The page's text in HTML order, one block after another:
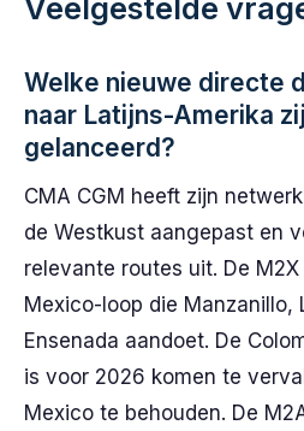
Veelgestelde
Welke nieuwe directe
naar Latijns-Amerika
gelanceerd?
CMA CGM heeft zijn
de Westkust aangepast en
relevante routes uit. De
Mexico-loop die Manzanillo,
Ensenada aandoet. De
is voor 2026 komen te
Mexico te behouden. De